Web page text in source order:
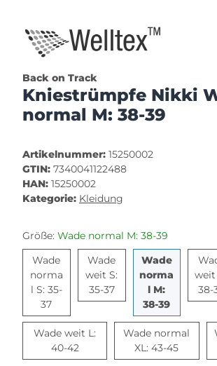
Back on Track
Kniestrümpfe Nikki
normal M: 38-39
Artikelnummer: 15250002
GTIN: 7340041122488
HAN: 15250002
Kategorie: Kleidung
Größe: Wade normal M: 38-39
Wade
norma
l S: 35-
37Wade normal S: 35-37
Wade
weit S:
35-37Wade weit S: 35-37
Wade
norma
l M:
38-39Wade
weit
38-
Wade weit L:
40-42Wade weit L: 40-42
Wade normal
XL: 43-45Wade